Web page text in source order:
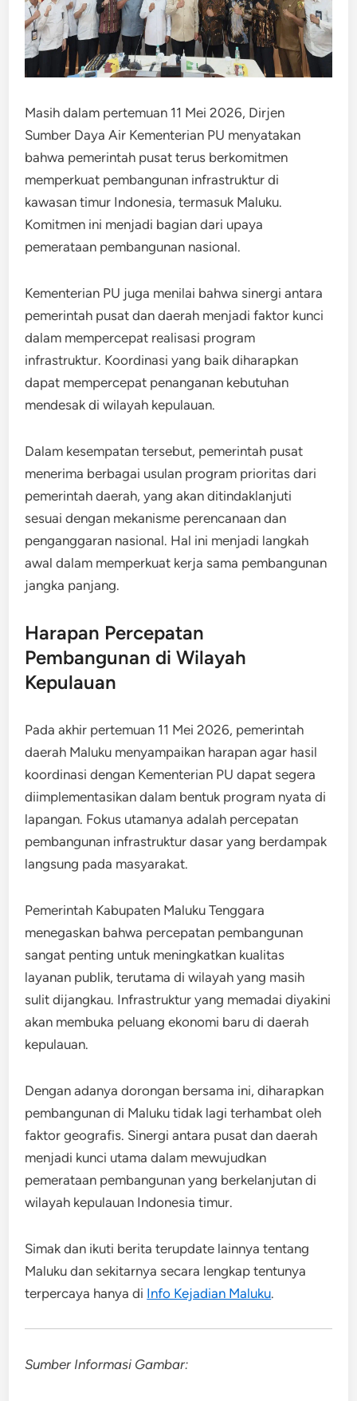
Masih dalam pertemuan 11 Mei 2026, Dirjen
Sumber Daya Air Kementerian PU menyatakan
bahwa pemerintah pusat terus berkomitmen
memperkuat pembangunan infrastruktur di
kawasan timur Indonesia, termasuk Maluku.
Komitmen ini menjadi bagian dari upaya
pemerataan pembangunan nasional.
Kementerian PU juga menilai bahwa sinergi antara
pemerintah pusat dan daerah menjadi faktor kunci
dalam mempercepat realisasi program
infrastruktur. Koordinasi yang baik diharapkan
dapat mempercepat penanganan kebutuhan
mendesak di wilayah kepulauan.
Dalam kesempatan tersebut, pemerintah pusat
menerima berbagai usulan program prioritas dari
pemerintah daerah, yang akan ditindaklanjuti
sesuai dengan mekanisme perencanaan dan
penganggaran nasional. Hal ini menjadi langkah
awal dalam memperkuat kerja sama pembangunan
jangka panjang.
Harapan Percepatan
Pembangunan di Wilayah
Kepulauan
Pada akhir pertemuan 11 Mei 2026, pemerintah
daerah Maluku menyampaikan harapan agar hasil
koordinasi dengan Kementerian PU dapat segera
diimplementasikan dalam bentuk program nyata di
lapangan. Fokus utamanya adalah percepatan
pembangunan infrastruktur dasar yang berdampak
langsung pada masyarakat.
Pemerintah Kabupaten Maluku Tenggara
menegaskan bahwa percepatan pembangunan
sangat penting untuk meningkatkan kualitas
layanan publik, terutama di wilayah yang masih
sulit dijangkau. Infrastruktur yang memadai diyakini
akan membuka peluang ekonomi baru di daerah
kepulauan.
Dengan adanya dorongan bersama ini, diharapkan
pembangunan di Maluku tidak lagi terhambat oleh
faktor geografis. Sinergi antara pusat dan daerah
menjadi kunci utama dalam mewujudkan
pemerataan pembangunan yang berkelanjutan di
wilayah kepulauan Indonesia timur.
Simak dan ikuti berita terupdate lainnya tentang
Maluku dan sekitarnya secara lengkap tentunya
terpercaya hanya di Info Kejadian Maluku.
Sumber Informasi Gambar: